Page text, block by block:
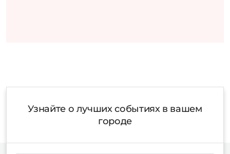
Узнайте о лучших событиях в вашем
городе